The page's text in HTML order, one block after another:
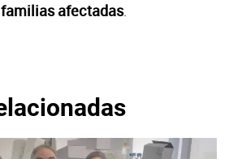
afectadas.